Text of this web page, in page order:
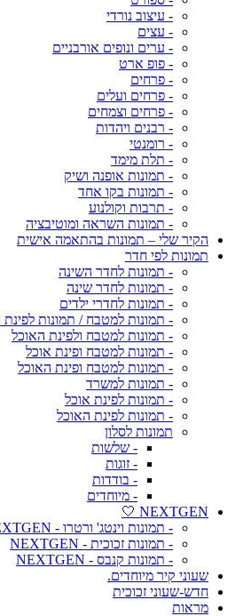
- עיצוב נורדי
- עצים
- ערים ונופים אורבניים
- פופ ארט
- פרחים
- פרחים ועלים
- פרחים וצמחים
- רבנים ויהדות
- רומנטי
- תלת מימד
- תמונות אופנה ושיק
- תמונות בקו אחד
- תרבות וקולנוע
- תמונות השראה ומוטיבציה
הקיר שלי – תמונות בהתאמה אישית
תמונות לפי חדר
- תמונות לחדר השינה
- תמונות לחדר שינה
- תמונות לחדרי ילדים
- תמונות למטבח / תמונות לפינת
- תמונות למטבח ולפינת האוכל
- תמונות למטבח ופינת אוכל
- תמונות למטבח ופינת האוכל
- תמונות למשרד
- תמונות לפינת אוכל
- תמונות לפינת האוכל
תמונות לסלון
- שלשות
- זוגות
- בודדות
- מיוחדים
NEXTGEN 🤍
- תמונות וינטג' ורטרו - NEXTGEN
- תמונות זכוכית - NEXTGEN
- תמונות קנבס - NEXTGEN
שעוני קיר מיוחדים.
חדש-שעוני זכוכית
מראות